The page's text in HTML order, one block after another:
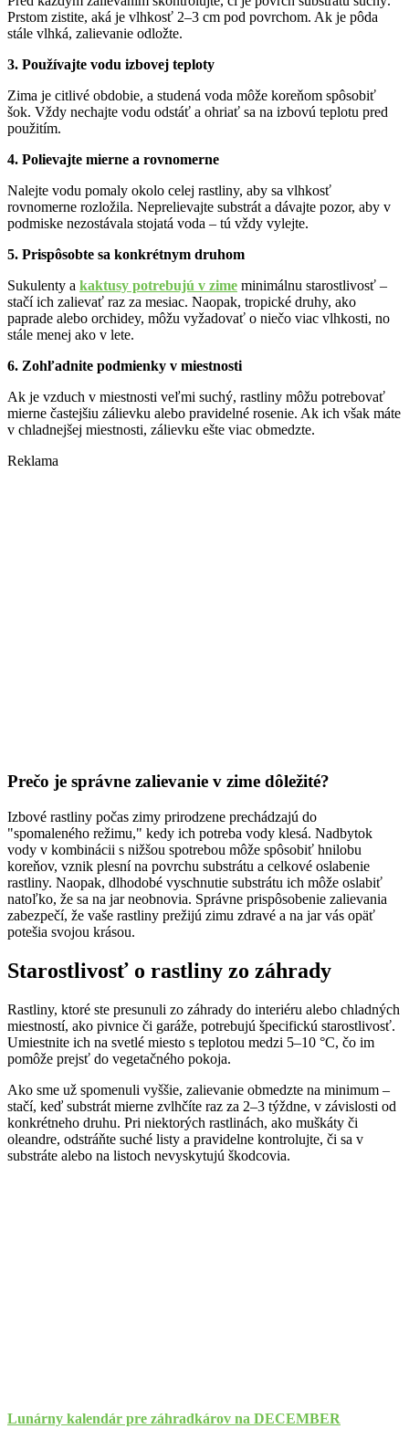
Prstom zistite, aká je vlhkosť 2–3 cm pod povrchom. Ak je pôda
stále vlhká, zalievanie odložte.
3. Používajte vodu izbovej teploty
Zima je citlivé obdobie, a studená voda môže koreňom spôsobiť
šok. Vždy nechajte vodu odstáť a ohriať sa na izbovú teplotu pred
použitím.
4. Polievajte mierne a rovnomerne
Nalejte vodu pomaly okolo celej rastliny, aby sa vlhkosť
rovnomerne rozložila. Neprelievajte substrát a dávajte pozor, aby v
podmiske nezostávala stojatá voda – tú vždy vylejte.
5. Prispôsobte sa konkrétnym druhom
Sukulenty a kaktusy potrebujú v zime minimálnu starostlivosť –
stačí ich zalievať raz za mesiac. Naopak, tropické druhy, ako
paprade alebo orchidey, môžu vyžadovať o niečo viac vlhkosti, no
stále menej ako v lete.
6. Zohľadnite podmienky v miestnosti
Ak je vzduch v miestnosti veľmi suchý, rastliny môžu potrebovať
mierne častejšiu zálievku alebo pravidelné rosenie. Ak ich však máte
v chladnejšej miestnosti, zálievku ešte viac obmedzte.
Reklama
Prečo je správne zalievanie v zime dôležité?
Izbové rastliny počas zimy prirodzene prechádzajú do
"spomaleného režimu," kedy ich potreba vody klesá. Nadbytok
vody v kombinácii s nižšou spotrebou môže spôsobiť hnilobu
koreňov, vznik plesní na povrchu substrátu a celkové oslabenie
rastliny. Naopak, dlhodobé vyschnutie substrátu ich môže oslabiť
natoľko, že sa na jar neobnovia. Správne prispôsobenie zalievania
zabezpečí, že vaše rastliny prežijú zimu zdravé a na jar vás opäť
potešia svojou krásou.
Starostlivosť o rastliny zo záhrady
Rastliny, ktoré ste presunuli zo záhrady do interiéru alebo chladných
miestností, ako pivnice či garáže, potrebujú špecifickú starostlivosť.
Umiestnite ich na svetlé miesto s teplotou medzi 5–10 °C, čo im
pomôže prejsť do vegetačného pokoja.
Ako sme už spomenuli vyššie, zalievanie obmedzte na minimum –
stačí, keď substrát mierne zvlhčíte raz za 2–3 týždne, v závislosti od
konkrétneho druhu. Pri niektorých rastlinách, ako muškáty či
oleandre, odstráňte suché listy a pravidelne kontrolujte, či sa v
substráte alebo na listoch nevyskytujú škodcovia.
Lunárny kalendár pre záhradkárov na DECEMBER